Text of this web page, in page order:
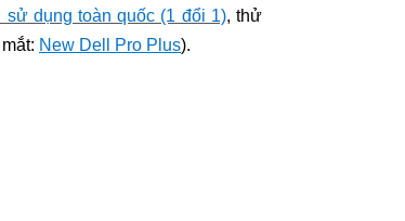
dụng toàn quốc (1 đổi 1), thử
New Dell Pro Plus).